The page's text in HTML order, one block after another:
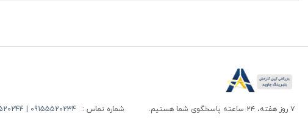
۷ روز هفته، ۲۴ ساعته پاسخگوی شما هستیم. شماره تماس : 09155520234 | 09155520244